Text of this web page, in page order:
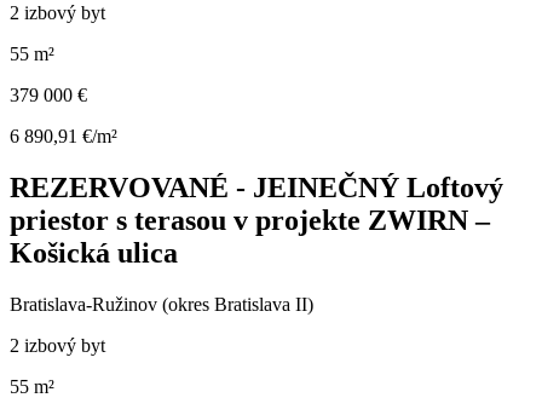
2 izbový byt
55 m²
379 000 €
6 890,91 €/m²
REZERVOVANÉ - JEINEČNÝ Loftový
priestor s terasou v projekte ZWIRN –
Košická ulica
Bratislava-Ružinov (okres Bratislava II)
2 izbový byt
55 m²